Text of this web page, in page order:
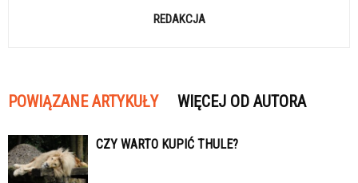
REDAKCJA
POWIĄZANE ARTYKUŁY WIĘCEJ OD AUTORA
CZY WARTO KUPIĆ THULE?